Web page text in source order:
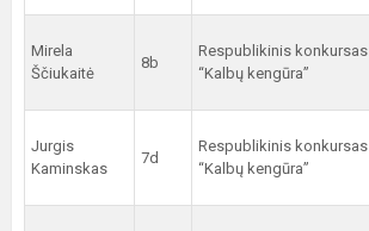
Mirela
Ščiukaitė
8b
Respublikinis konkursas
“Kalbų kengūra”
Jurgis
Kaminskas
7d
Respublikinis konkursas
“Kalbų kengūra”